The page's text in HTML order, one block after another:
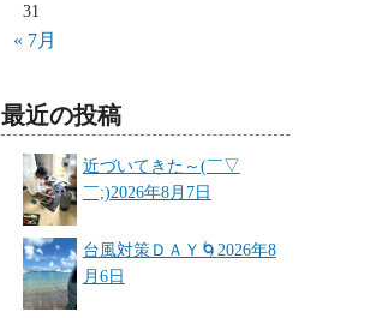
31
« 7月
最近の投稿
近づいてきた～(￣▽
￣;)2026年8月7日
台風対策ＤＡＹ🌀 2026年8
月6日